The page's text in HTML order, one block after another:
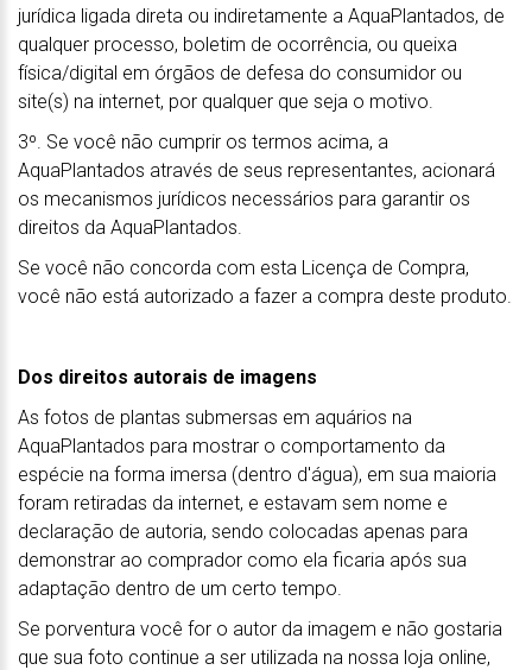
jurídica ligada direta ou indiretamente a AquaPlantados, de
qualquer processo, boletim de ocorrência, ou queixa
física/digital em órgãos de defesa do consumidor ou
site(s) na internet, por qualquer que seja o motivo.
3º. Se você não cumprir os termos acima, a
AquaPlantados através de seus representantes, acionará
os mecanismos jurídicos necessários para garantir os
direitos da AquaPlantados.
Se você não concorda com esta Licença de Compra,
você não está autorizado a fazer a compra deste produto.
Dos direitos autorais de imagens
As fotos de plantas submersas em aquários na
AquaPlantados para mostrar o comportamento da
espécie na forma imersa (dentro d'água), em sua maioria
foram retiradas da internet, e estavam sem nome e
declaração de autoria, sendo colocadas apenas para
demonstrar ao comprador como ela ficaria após sua
adaptação dentro de um certo tempo.
Se porventura você for o autor da imagem e não gostaria
que sua foto continue a ser utilizada na nossa loja online,